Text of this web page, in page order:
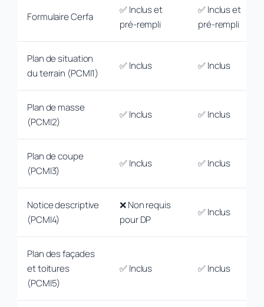
Formulaire Cerfa
✅ Inclus et
pré-rempli
✅ Inclus et
pré-rempli
Plan de situation
du terrain (PCMI1)
✅ Inclus ✅ Inclus
Plan de masse
(PCMI2)
✅ Inclus ✅ Inclus
Plan de coupe
(PCMI3)
✅ Inclus ✅ Inclus
Notice descriptive
(PCMI4)
❌ Non requis
pour DP
✅ Inclus
Plan des façades
et toitures
(PCMI5)
✅ Inclus ✅ Inclus